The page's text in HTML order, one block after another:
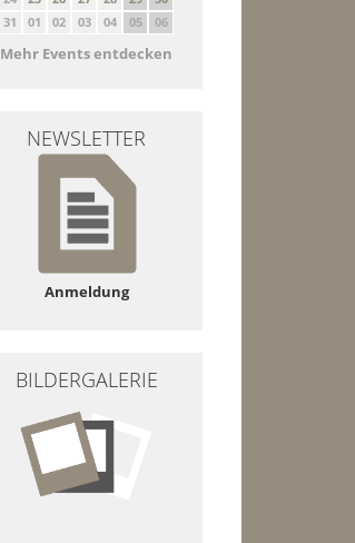
31
01 02 03 04 05 06
Mehr Events entdecken
NEWSLETTER
Anmeldung
BILDERGALERIE